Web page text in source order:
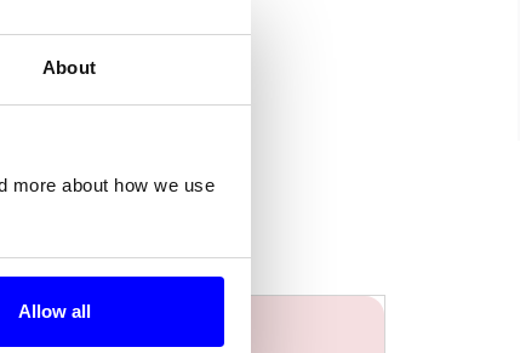
About
more about how we use
Allow all